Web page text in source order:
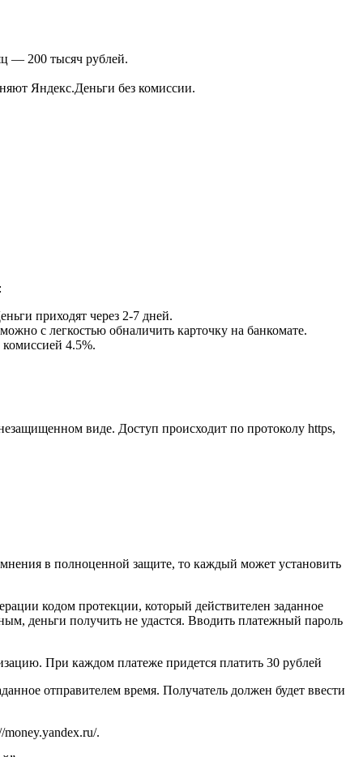
— 200 тысяч рублей.
Яндекс.Деньги без комиссии.
приходят через 2-7 дней.
с легкостью обналичить карточку на банкомате.
4.5%.
виде. Доступ происходит по протоколу https,
в полноценной защите, то каждый может установить
кодом протекции, который действителен заданное
деньги получить не удастся. Вводить платежный пароль
При каждом платеже придется платить 30 рублей
отправителем время. Получатель должен будет ввести
.